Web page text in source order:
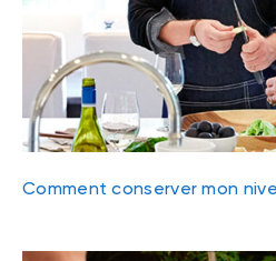
Comment conserver mon